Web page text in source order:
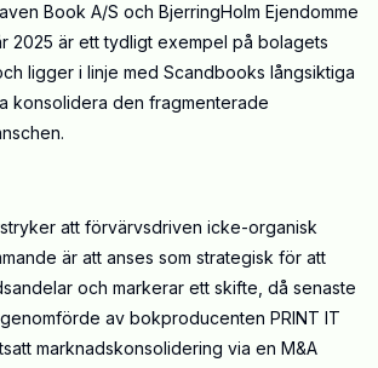
Book A/S och BjerringHolm Ejendomme
2025 är ett tydligt exempel på bolagets
ligger i linje med Scandbooks långsiktiga
konsolidera den fragmenterade
att förvärvsdriven icke-organisk
är att anses som strategisk för att
och markerar ett skifte, då senaste
av bokproducenten PRINT IT
marknadskonsolidering via en M&A